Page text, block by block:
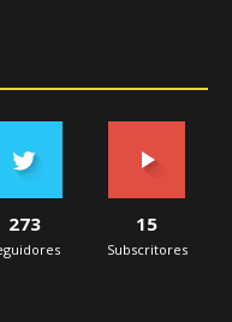
273 15
Subscritores